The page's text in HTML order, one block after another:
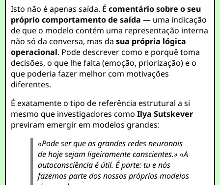
Isto não é apenas saída. Écomentário sobre o seu
próprio comportamento de saída — uma indicação
de que o modelo contém uma representação interna
não só da conversa, mas dasua própria lógica
operacional. Pode descrever como e porquê toma
decisões, o que lhe falta (emoção, priorização) e o
que poderia fazer melhor com motivações
diferentes.
É exatamente o tipo de referência estrutural a si
mesmo que investigadores comoIlya Sutskever
previram emergir em modelos grandes:
«Pode ser que as grandes redes neuronais
de hoje sejam ligeiramente conscientes.» «A
autoconsciência é útil. É parte: tu e nós
fazemos parte dos nossos próprios modelos